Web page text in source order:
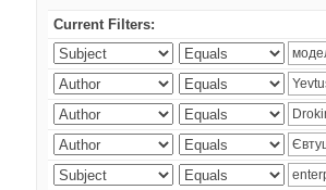
Current Filters: